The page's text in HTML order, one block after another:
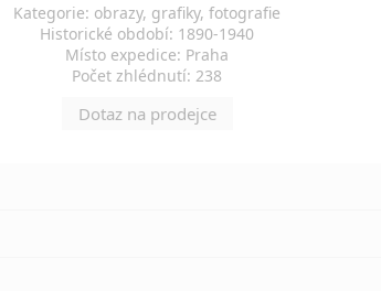
Kategorie: obrazy, grafiky, fotografie
Historické období: 1890-1940
Místo expedice: Praha
Počet zhlédnutí: 238
Dotaz na prodejce